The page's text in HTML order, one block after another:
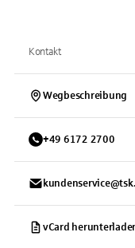
Kontakt
Wegbeschreibung
+49 6172 2700
vCard